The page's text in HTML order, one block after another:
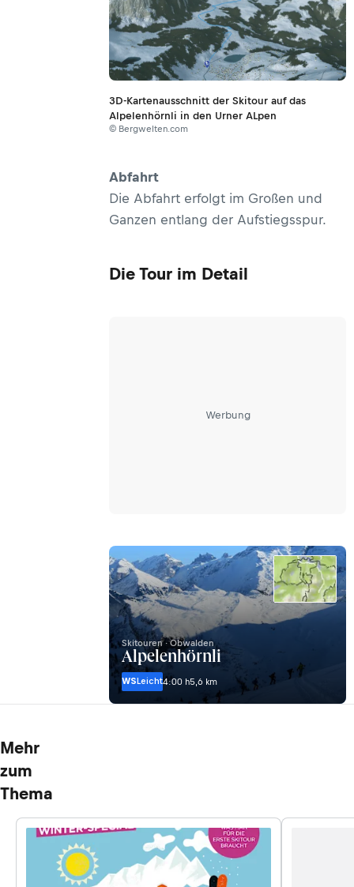
3D-Kartenausschnitt der Skitour auf das
Alpelenhörnli in den Urner ALpen
© Bergwelten.com
Abfahrt
Die Abfahrt erfolgt im Großen und
Ganzen entlang der Aufstiegsspur.
Die Tour im Detail
Werbung
Skitouren · Obwalden
Alpelenhörnli
WSLeicht4:00 h5,6 km
Mehr
zum
Thema